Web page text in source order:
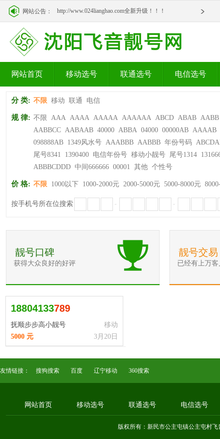
网站公告： http://www.024lianghao.com全新升级！！！
网站首页 移动选号 联通选号 电信选号
分 类: 不限 移动 联通 电信
规 律: 不限 AAA AAAA AAAAA AAAAAA ABCD ABAB AABB
AABBCC AABAAB 40000 ABBA 04000 00000AB AAAAB
098888AB 1349风水号 AAABBB AABBB 年份号码
尾号8341
1390400 电信年份号 移动小靓号 尾号1314
ABBBCDDD 中间666666 00001 其他 个性号
价 格: 不限 1000以下 1000-2000元 2000-5000元 5000-8000元
按手机号所在位搜索 - -
靓号口碑
获得大众良好的好评
靓号交易
已经有上万
18804133789
抚顺步步高小靓号
移动
3月20日
5000 元
友情链接： 搜狗搜索 百度 辽宁移动 360搜索
网站首页 移动选号 联通选号 电信选号
版权所有：新民市公主屯镇公主屯村